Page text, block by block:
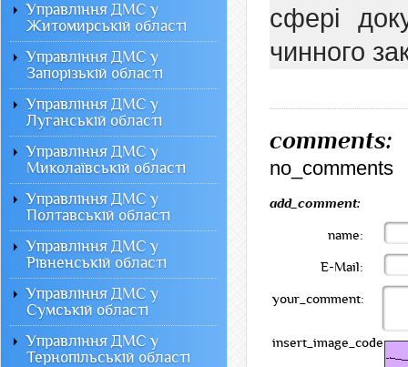
сфері
чинного
comments:
no_comments
add_comment:
name:
E-Mail:
your_comment:
insert_image_code:
Управління ДМС у
Житомирській області
Управління ДМС у
Запорізькій області
Управління ДМС у
Луганській області
Управління ДМС у
Миколаївській області
Управління ДМС у
Полтавській області
Управління ДМС у
Рівненській області
Управління ДМС у
Сумській області
Управління ДМС у
Тернопільській області